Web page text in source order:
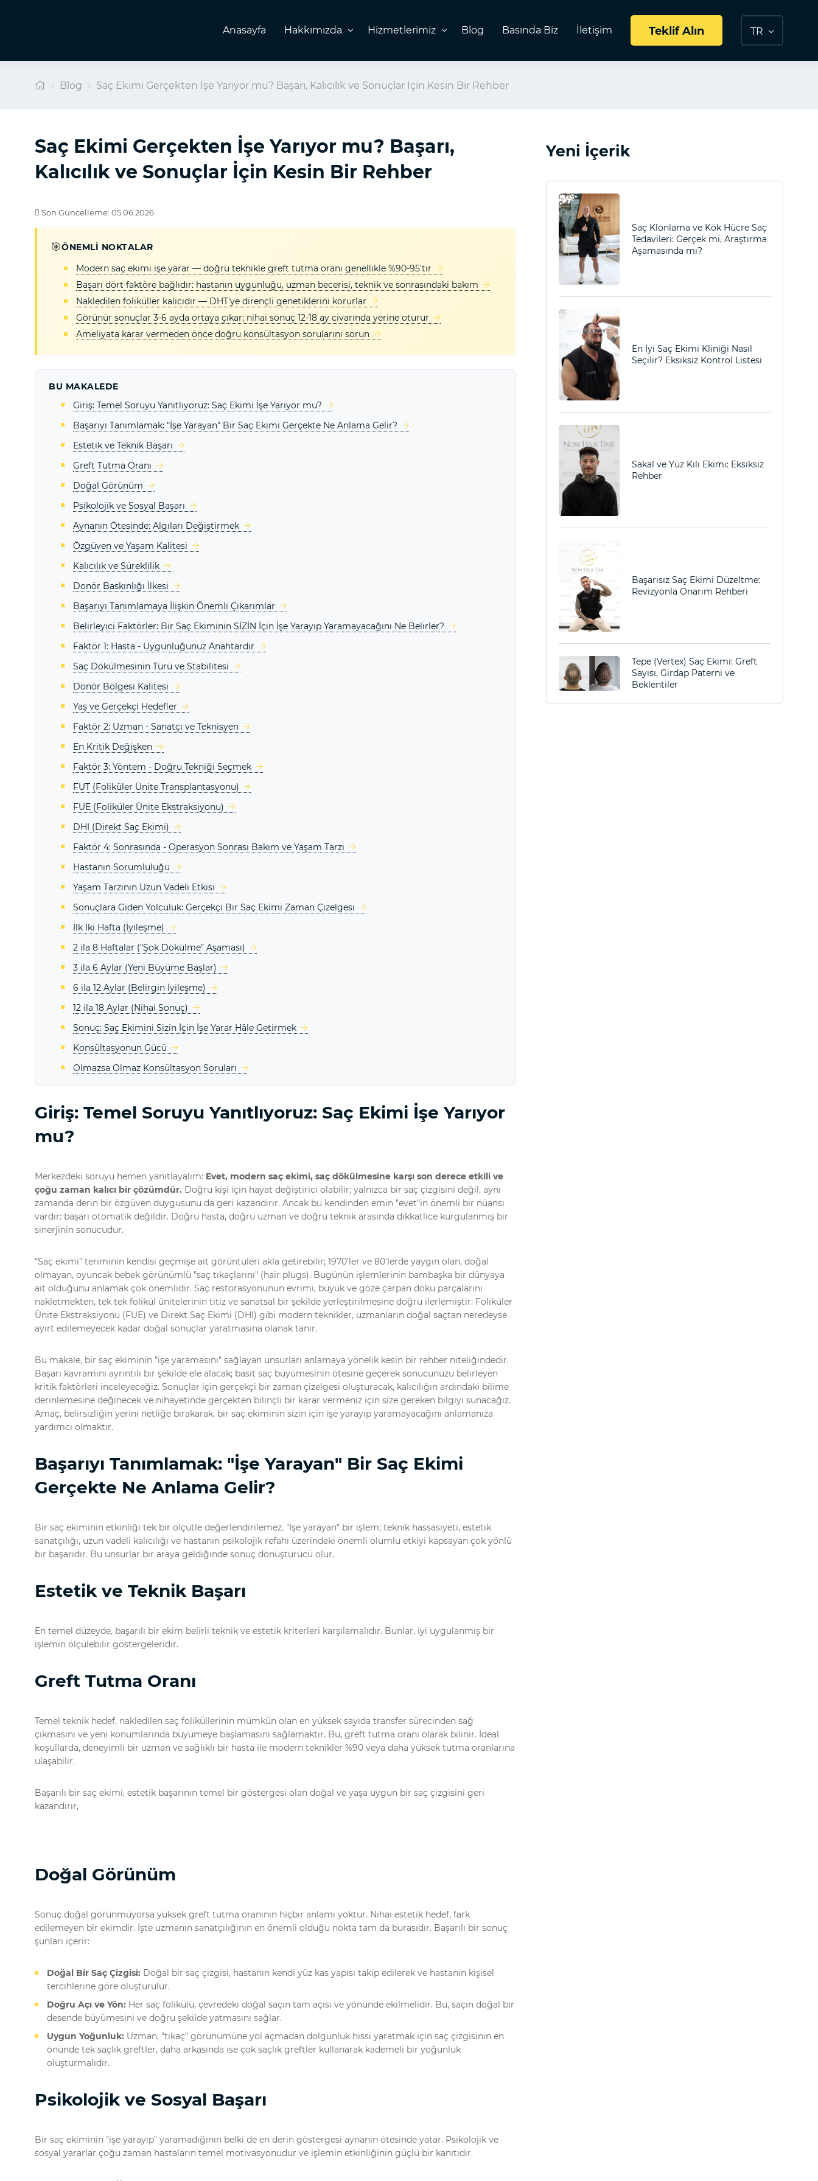
Anasayfa Hakkımızda Hizmetlerimiz Blog Basında Biz İletişim Teklif Alın TR
Blog Saç Ekimi Gerçekten İşe Yarıyor mu? Başarı, Kalıcılık ve Sonuçlar İçin Kesin Bir Rehber
Saç Ekimi Gerçekten İşe Yarıyor mu? Başarı,
Kalıcılık ve Sonuçlar İçin Kesin Bir Rehber
Son Güncelleme: 05.06.2026
🎯ÖNEMLI NOKTALAR
Modern saç ekimi işe yarar — doğru teknikle greft tutma oranı genellikle %90-95'tir
Başarı dört faktöre bağlıdır: hastanın uygunluğu, uzman becerisi, teknik ve sonrasındaki bakım
Nakledilen foliküller kalıcıdır — DHT'ye dirençli genetiklerini korurlar
Görünür sonuçlar 3-6 ayda ortaya çıkar; nihai sonuç 12-18 ay civarında yerine oturur
Ameliyata karar vermeden önce doğru konsültasyon sorularını sorun
BU MAKALEDE
Giriş: Temel Soruyu Yanıtlıyoruz: Saç Ekimi İşe Yarıyor mu?
Başarıyı Tanımlamak: "İşe Yarayan" Bir Saç Ekimi Gerçekte Ne Anlama Gelir?
Estetik ve Teknik Başarı
Greft Tutma Oranı
Doğal Görünüm
Psikolojik ve Sosyal Başarı
Aynanın Ötesinde: Algıları Değiştirmek
Özgüven ve Yaşam Kalitesi
Kalıcılık ve Süreklilik
Donör Baskınlığı İlkesi
Başarıyı Tanımlamaya İlişkin Önemli Çıkarımlar
Belirleyici Faktörler: Bir Saç Ekiminin SİZİN İçin İşe Yarayıp Yaramayacağını Ne Belirler?
Faktör 1: Hasta - Uygunluğunuz Anahtardır
Saç Dökülmesinin Türü ve Stabilitesi
Donör Bölgesi Kalitesi
Yaş ve Gerçekçi Hedefler
Faktör 2: Uzman - Sanatçı ve Teknisyen
En Kritik Değişken
Faktör 3: Yöntem - Doğru Tekniği Seçmek
FUT (Foliküler Ünite Transplantasyonu)
FUE (Foliküler Ünite Ekstraksiyonu)
DHI (Direkt Saç Ekimi)
Faktör 4: Sonrasında - Operasyon Sonrası Bakım ve Yaşam Tarzı
Hastanın Sorumluluğu
Yaşam Tarzının Uzun Vadeli Etkisi
Sonuçlara Giden Yolculuk: Gerçekçi Bir Saç Ekimi Zaman Çizelgesi
İlk İki Hafta (İyileşme)
2 ila 8 Haftalar ("Şok Dökülme" Aşaması)
3 ila 6 Aylar (Yeni Büyüme Başlar)
6 ila 12 Aylar (Belirgin İyileşme)
12 ila 18 Aylar (Nihai Sonuç)
Sonuç: Saç Ekimini Sizin İçin İşe Yarar Hâle Getirmek
Konsültasyonun Gücü
Olmazsa Olmaz Konsültasyon Soruları
Giriş: Temel Soruyu Yanıtlıyoruz: Saç Ekimi İşe Yarıyor
mu?
Merkezdeki soruyu hemen yanıtlayalım: Evet, modern saç ekimi, saç dökülmesine karşı son derece etkili ve
çoğu zaman kalıcı bir çözümdür. Doğru kişi için hayat değiştirici olabilir; yalnızca bir saç çizgisini değil, aynı
zamanda derin bir özgüven duygusunu da geri kazandırır. Ancak bu kendinden emin "evet"in önemli bir nüansı
vardır: başarı otomatik değildir. Doğru hasta, doğru uzman ve doğru teknik arasında dikkatlice kurgulanmış bir
sinerjinin sonucudur.
"Saç ekimi" teriminin kendisi geçmişe ait görüntüleri akla getirebilir; 1970'ler ve 80'lerde yaygın olan, doğal
olmayan, oyuncak bebek görünümlü "saç tıkaçlarını" (hair plugs). Bugünün işlemlerinin bambaşka bir dünyaya
ait olduğunu anlamak çok önemlidir. Saç restorasyonunun evrimi, büyük ve göze çarpan doku parçalarını
nakletmekten, tek tek folikül ünitelerinin titiz ve sanatsal bir şekilde yerleştirilmesine doğru ilerlemiştir. Foliküler
Ünite Ekstraksiyonu (FUE) ve Direkt Saç Ekimi (DHI) gibi modern teknikler, uzmanların doğal saçtan neredeyse
ayırt edilemeyecek kadar doğal sonuçlar yaratmasına olanak tanır.
Bu makale, bir saç ekiminin "işe yaramasını" sağlayan unsurları anlamaya yönelik kesin bir rehber niteliğindedir.
Başarı kavramını ayrıntılı bir şekilde ele alacak; basit saç büyümesinin ötesine geçerek sonucunuzu belirleyen
kritik faktörleri inceleyeceğiz. Sonuçlar için gerçekçi bir zaman çizelgesi oluşturacak, kalıcılığın ardındaki bilime
derinlemesine değinecek ve nihayetinde gerçekten bilinçli bir karar vermeniz için size gereken bilgiyi sunacağız.
Amaç, belirsizliğin yerini netliğe bırakarak, bir saç ekiminin sizin için işe yarayıp yaramayacağını anlamanıza
yardımcı olmaktır.
Başarıyı Tanımlamak: "İşe Yarayan" Bir Saç Ekimi
Gerçekte Ne Anlama Gelir?
Bir saç ekiminin etkinliği tek bir ölçütle değerlendirilemez. "İşe yarayan" bir işlem; teknik hassasiyeti, estetik
sanatçılığı, uzun vadeli kalıcılığı ve hastanın psikolojik refahı üzerindeki önemli olumlu etkiyi kapsayan çok yönlü
bir başarıdır. Bu unsurlar bir araya geldiğinde sonuç dönüştürücü olur.
Estetik ve Teknik Başarı
En temel düzeyde, başarılı bir ekim belirli teknik ve estetik kriterleri karşılamalıdır. Bunlar, iyi uygulanmış bir
işlemin ölçülebilir göstergeleridir.
Greft Tutma Oranı
Temel teknik hedef, nakledilen saç foliküllerinin mümkün olan en yüksek sayıda transfer sürecinden sağ
çıkmasını ve yeni konumlarında büyümeye başlamasını sağlamaktır. Bu, greft tutma oranı olarak bilinir. İdeal
koşullarda, deneyimli bir uzman ve sağlıklı bir hasta ile modern teknikler %90 veya daha yüksek tutma oranlarına
ulaşabilir.
Başarılı bir saç ekimi, estetik başarının temel bir göstergesi olan doğal ve yaşa uygun bir saç çizgisini geri
kazandırır,
Doğal Görünüm
Sonuç doğal görünmüyorsa yüksek greft tutma oranının hiçbir anlamı yoktur. Nihai estetik hedef, fark
edilemeyen bir ekimdir. İşte uzmanın sanatçılığının en önemli olduğu nokta tam da burasıdır. Başarılı bir sonuç
şunları içerir:
Doğal Bir Saç Çizgisi: Doğal bir saç çizgisi, hastanın kendi yüz kas yapısı takip edilerek ve hastanın kişisel
tercihlerine göre oluşturulur.
Doğru Açı ve Yön: Her saç folikülü, çevredeki doğal saçın tam açısı ve yönünde ekilmelidir. Bu, saçın doğal bir
desende büyümesini ve doğru şekilde yatmasını sağlar.
Uygun Yoğunluk: Uzman, "tıkaç" görünümüne yol açmadan dolgunluk hissi yaratmak için saç çizgisinin en
önünde tek saçlık greftler, daha arkasında ise çok saçlık greftler kullanarak kademeli bir yoğunluk
oluşturmalıdır.
Psikolojik ve Sosyal Başarı
Bir saç ekiminin "işe yarayıp" yaramadığının belki de en derin göstergesi aynanın ötesinde yatar. Psikolojik ve
sosyal yararlar çoğu zaman hastaların temel motivasyonudur ve işlemin etkinliğinin güçlü bir kanıtıdır.
Yeni İçerik
Saç Klonlama ve Kök Hücre Saç
Tedavileri: Gerçek mi, Araştırma
Aşamasında mı?
En İyi Saç Ekimi Kliniği Nasıl
Seçilir? Eksiksiz Kontrol Listesi
Sakal ve Yüz Kılı Ekimi: Eksiksiz
Rehber
Başarısız Saç Ekimi Düzeltme:
Revizyonla Onarım Rehberi
Tepe (Vertex) Saç Ekimi: Greft
Sayısı, Girdap Paterni ve
Beklentiler